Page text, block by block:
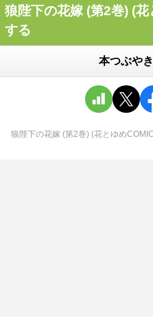
狼陛下の花嫁 (第2巻) (
する
本つぶや
狼陛下の花嫁 (第2巻) (花とゆめ